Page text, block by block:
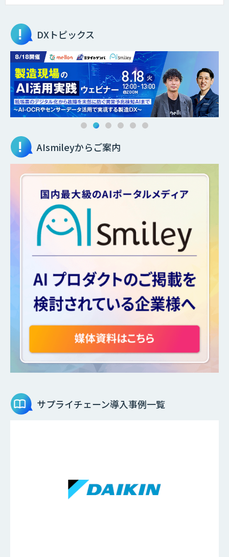
DXトピックス
AIsmileyからご案内
サプライチェーン導入事例一覧